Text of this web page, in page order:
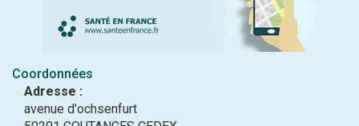
Coordonnées
Adresse :
avenue d'ochsenfurt